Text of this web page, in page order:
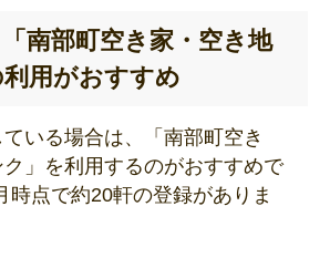
「南部町空き家・空き地
用がおすすめ
いる場合は、「南部町空き
」を利用するのがおすすめで
時点で約20軒の登録がありま